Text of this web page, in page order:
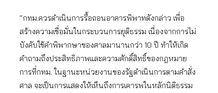
“กทม.ควรดำเนินการรื้อถอนอาคารพิพาทดังกล่าว เพื่อ
สร้างความเชื่อมั่นในกระบวนการยุติธรรม เนื่องจากการไม่
บังคับใช้คำพิพากษาของศาลมานานกว่า 10 ปี ทำให้เกิด
คำถามถึงประสิทธิภาพและความศักดิ์สิทธิ์ของกฎหมาย
การที่กทม. ในฐานะหน่วยงานของรัฐดำเนินการตามคำสั่ง
ศาล จะเป็นการแสดงให้เห็นถึงการเคารพในหลักนิติธรรม